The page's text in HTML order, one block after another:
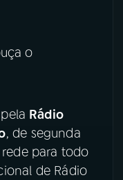
o
Rádio
, de segunda
rede para todo
de Rádio